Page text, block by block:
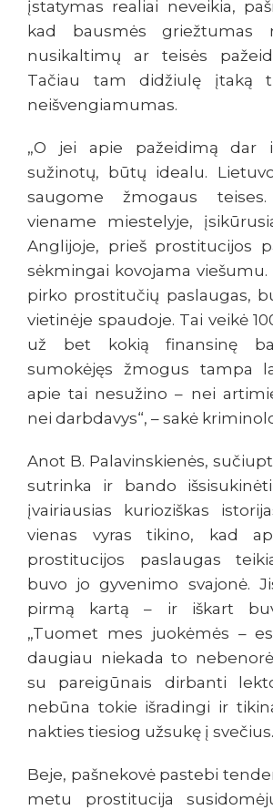
įstatymas realiai neveikia,
kad bausmės griežtumas
nusikaltimų ar teisės
Tačiau tam didžiulę įtaką
neišvengiamumas.
„O jei apie pažeidimą dar
sužinotų, būtų idealu.
saugome žmogaus
viename miestelyje,
Anglijoje, prieš prostitucijos
sėkmingai kovojama viešumu.
pirko prostitučių paslaugas,
vietinėje spaudoje. Tai veikė
už bet kokią finansinę
sumokėjęs žmogus tampa
apie tai nesužino – nei
nei darbdavys“, – sakė
Anot B. Palavinskienės,
sutrinka ir bando
įvairiausias kurioziškas
vienas vyras tikino, kad
prostitucijos paslaugas
buvo jo gyvenimo svajonė.
pirmą kartą – ir iškart
„Tuomet mes juokėmės –
daugiau niekada to
su pareigūnais dirbanti
nebūna tokie išradingi ir
nakties tiesiog užsukę į svečius.
Beje, pašnekovė pastebi
metu prostitucija